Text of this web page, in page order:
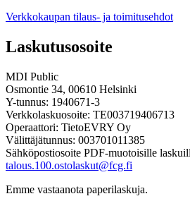
Verkkokaupan tilaus- ja toimitusehdot
Laskutusosoite
MDI Public
Osmontie 34, 00610 Helsinki
Y-tunnus: 1940671-3
Verkkolaskuosoite: TE003719406713
Operaattori: TietoEVRY Oy
Välittäjätunnus: 003701011385
Sähköpostiosoite PDF-muotoisille
talous.100.ostolaskut@fcg.fi
Emme vastaanota paperilaskuja.